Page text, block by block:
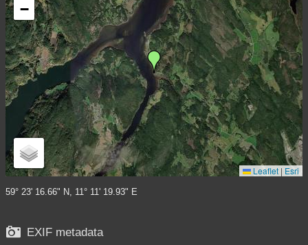
−
Leaflet | Esri
59° 23' 16.66" N, 11° 11' 19.93" E
 EXIF metadata